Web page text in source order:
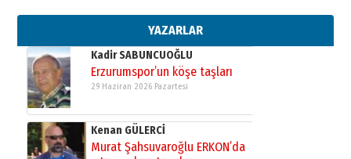
YAZARLAR
bir vizyon proje daha!
02 Ağustos 2026 Pazar
Kadir SABUNCUOĞLU
Erzurumspor’un köşe taşları
29 Haziran 2026 Pazartesi
Kenan GÜLERCİ
Murat Şahsuvaroğlu ERKON’da